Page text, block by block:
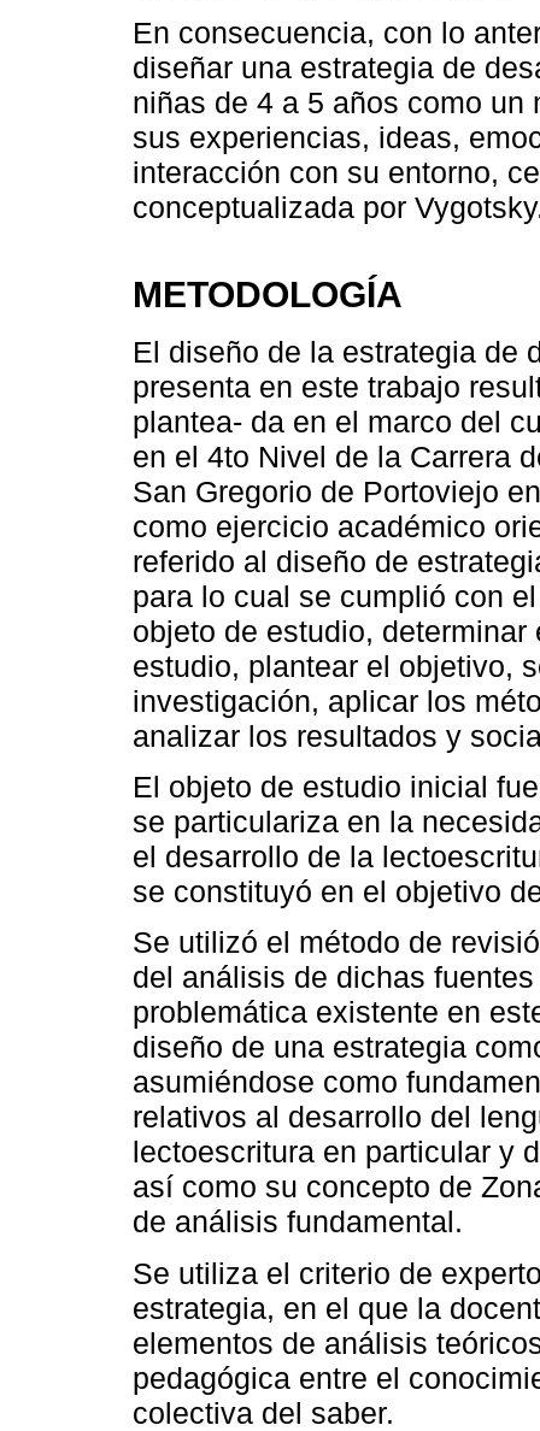
En consecuencia, con lo
diseñar una estrategia de
niñas de 4 a 5 años como
sus experiencias, ideas,
interacción con su entorno,
conceptualizada por
METODOLOGÍA
El diseño de la estrategia de
presenta en este trabajo
plantea- da en el marco del
en el 4to Nivel de la Carrera
San Gregorio de Portoviejo
como ejercicio académico
referido al diseño de
para lo cual se cumplió con
objeto de estudio,
estudio, plantear el objetivo,
investigación, aplicar los
analizar los resultados y
El objeto de estudio inicial
se particulariza en la
el desarrollo de la
se constituyó en el objetivo
Se utilizó el método de
del análisis de dichas
problemática existente en
diseño de una estrategia
asumiéndose como
relativos al desarrollo del
lectoescritura en particular y
así como su concepto de
de análisis fundamental.
Se utiliza el criterio de
estrategia, en el que la
elementos de análisis
pedagógica entre el
colectiva del saber.